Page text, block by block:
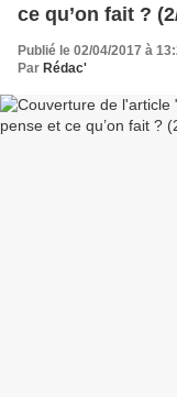
ce qu’on fait ?
Publié le 02/04/2017 à
Par Rédac'